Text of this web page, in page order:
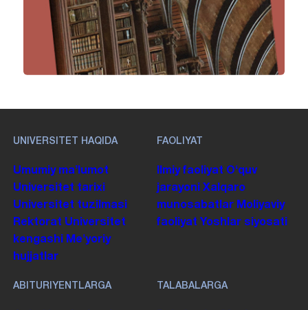
UNIVERSITET HAQIDA
Umumiy maʼlumot
Universitet tarixi
Universitet tuzilmasi
Rektorat Universitet
kengashi Me'yoriy
hujjatlar
FAOLIYAT
Ilmiy faoliyat Oʻquv
jarayoni Xalqaro
munosabatlar Moliyaviy
faoliyat Yoshlar siyosati
ABITURIYENTLARGA TALABALARGA